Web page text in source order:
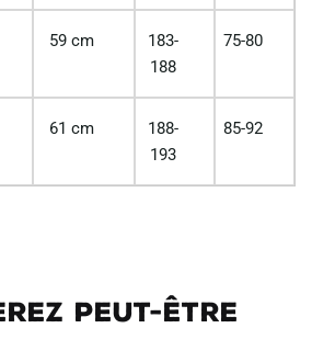
59 cm
183-
188
75-80
61 cm
188-
193
85-92
peut-être